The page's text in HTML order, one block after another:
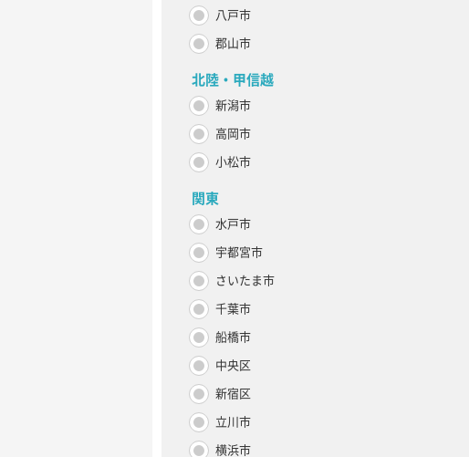
八戸市
郡山市
北陸・甲信越
新潟市
高岡市
小松市
関東
水戸市
宇都宮市
さいたま市
千葉市
船橋市
中央区
新宿区
立川市
横浜市